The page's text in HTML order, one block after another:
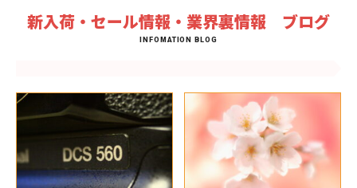
新入荷・セール情報・業界裏情報 ブログ